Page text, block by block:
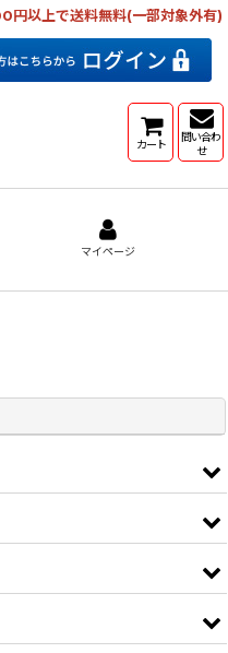
円以上で送料無料(一部対象外有)
カート
問い合わ
せ
マイページ